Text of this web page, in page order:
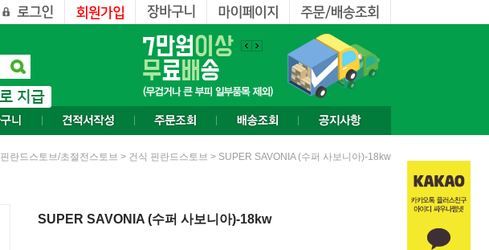
핀란드스토브/초절전스토브 > 건식 핀란드스토브 > SUPER SAVONIA (수퍼 사보니아)-18kw
SUPER SAVONIA (수퍼 사보니아)-18kw